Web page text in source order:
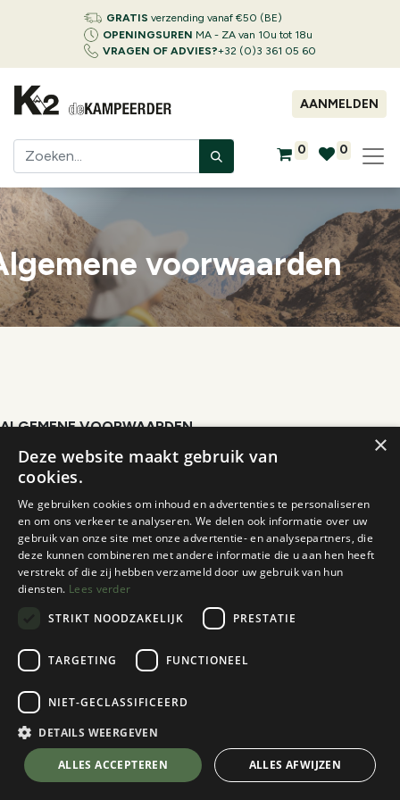
GRATIS verzending vanaf €50 (BE)
OPENINGSUREN MA - ZA van 10u tot 18u
VRAGEN OF ADVIES?+32 (0)3 361 05 60
AANMELDEN
0 0
voorwaarden
ALGEMENE VOORWAARDEN
www.kampeerder.be
De Kampeerder BV
Leopoldstraat 21
2000 Antwerpen
ARTIKEL 1: ALGEMENE BEPALINGEN
www.kampeerder.be is een e-commerce website van De
kampeerder BV, BTW BE0420.139.563, Leopoldstraat 21,
2000 Antwerpen. Deze web- site biedt haar klanten de
mogelijkheid om digitale producten uit haar webwinkel online
aan te kopen.
Onderhavige Algemene Voorwaarden (“voorwaarden”) zijn
van toepassing op elke bestelling die geplaatst wordt door
×
Deze website maakt gebruik van
cookies.
We gebruiken cookies om inhoud en advertenties te personaliseren
en om ons verkeer te analyseren. We delen ook informatie over uw
gebruik van onze site met onze advertentie- en analysepartners, die
deze kunnen combineren met andere informatie die u aan hen heeft
verstrekt of die zij hebben verzameld door uw gebruik van hun
diensten. Lees verder
STRIKT NOODZAKELIJK
PRESTATIE
TARGETING FUNCTIONEEL
NIET-GECLASSIFICEERD
DETAILS WEERGEVEN
ALLES ACCEPTEREN ALLES AFWIJZEN